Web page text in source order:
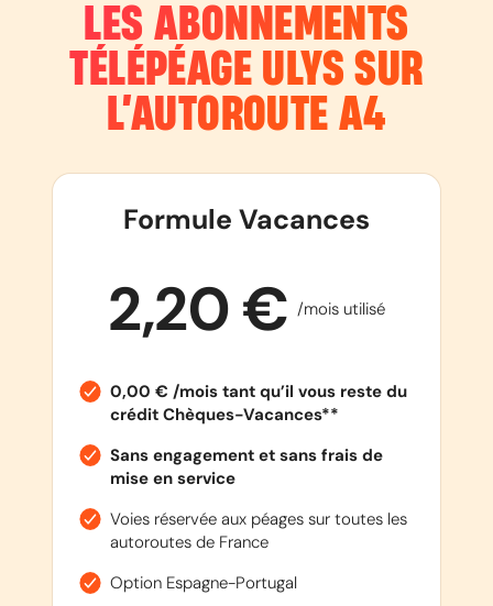
LES ABONNEMENTS
TÉLÉPÉAGE ULYS SUR
L’AUTOROUTEA4
Formule Vacances
2,20 € /mois utilisé
0,00 € /mois tant qu’il vous reste du
crédit Chèques-Vacances**
Sans engagement et sans frais de
mise en service
Voies réservée aux péages sur toutes les
autoroutes de France
Option Espagne-Portugal